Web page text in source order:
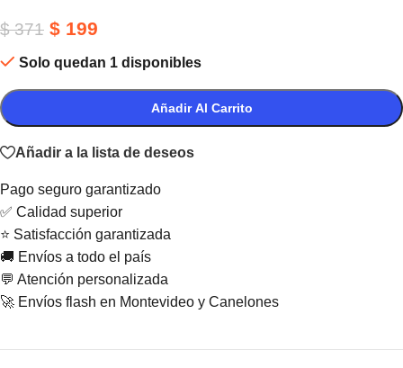
$371 $ 199
Solo quedan 1 disponibles
Añadir Al Carrito
Añadir a la lista de deseos
Pago seguro garantizado
✅ Calidad superior
⭐ Satisfacción garantizada
🚚 Envíos a todo el país
💬 Atención personalizada
🚀 Envíos flash en Montevideo y Canelones